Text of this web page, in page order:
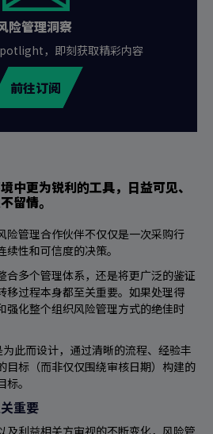
险管理洞察
，即刻获取精彩内容
前往订阅
中更为锐利的工具，日益可见、
留情。
险管理合作伙伴不仅仅是一次采购行
性和可信度的决策。
合多个管理体系，还是将更广泛的鉴证
移过程本身都至关重要。如果处理得
强化整个组织风险管理方式的绝佳时
此而设计，通过清晰的流程、经验丰
目标（而非仅仅围绕审核日期）构建的
。
重要
及利益相关方审视的不断变化，风险管